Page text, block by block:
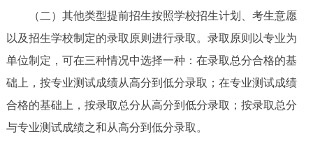
个人服务 法人服务 部门服务
便民服务 利企服务 投资项目
中介服务 阳光政务
（二）其他类型提前招生按照学校招生计划、考生意愿
以及招生学校制定的录取原则进行录取。录取原则以专业为
单位制定，可在三种情况中选择一种：在录取总分合格的基
础上，按专业测试成绩从高分到低分录取；在专业测试成绩
合格的基础上，按录取总分从高分到低分录取；按录取总分
与专业测试成绩之和从高分到低分录取。